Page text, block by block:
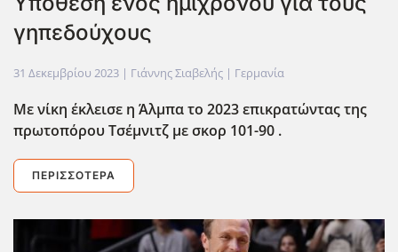
γηπεδούχους
31 Δεκεμβρίου 2023 | Γιάννης Σιαβελής | Γερμανία
Με νίκη έκλεισε η Άλμπα το 2023 επικρατώντας της
πρωτοπόρου Τσέμνιτζ με σκορ 101-90 .
ΠΕΡΙΣΣΌΤΕΡΑ